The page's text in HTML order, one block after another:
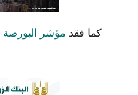
كما فقد مؤشر البورصة